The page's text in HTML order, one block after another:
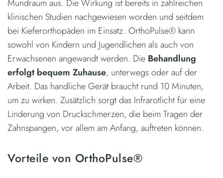
Mundraum aus. Die Wirkung ist bereits in zahlreichen
klinischen Studien nachgewiesen worden und seitdem
bei Kieferorthopäden im Einsatz. OrthoPulse® kann
sowohl von Kindern und Jugendlichen als auch von
Erwachsenen angewandt werden. Die Behandlung
erfolgt bequem Zuhause, unterwegs oder auf der
Arbeit. Das handliche Gerät braucht rund 10 Minuten,
um zu wirken. Zusätzlich sorgt das Infrarotlicht für eine
Linderung von Druckschmerzen, die beim Tragen der
Zahnspangen, vor allem am Anfang, auftreten können.
Vorteile von OrthoPulse®